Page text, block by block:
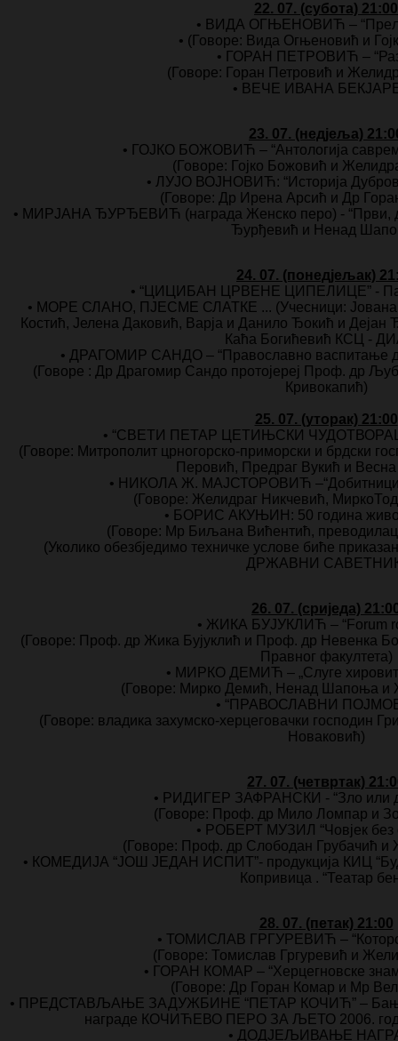
22. 07. (субота) 21:00
• ВИДА ОГЊЕНОВИЋ –
• (Говорe: Вида Огњеновић и
• ГОРАН ПЕТРОВИЋ –
(Говоре: Горан Петровић и
• ВЕЧЕ ИВАНА
23. 07. (недјеља)
• ГОЈКО БОЖОВИЋ – “Антологија
(Говоре: Гојко Божовић и
• ЛУЈО ВОЈНОВИЋ: “Историја
(Говоре: Др Ирена Арсић и Др
• МИРЈАНА ЂУРЂЕВИЋ (награда Женско перо) - “Први,
Ђурђевић и Ненад
24. 07. (понедјељак)
• “ЦИЦИБАН ЦРВЕНЕ ЦИПЕЛИЦЕ” -
• МОРЕ СЛАНО, ПЈЕСМЕ СЛАТКЕ ... (Учесници:
Костић, Јелена Даковић, Варја и Данило Ђокић и Дејан
Каћа Богићевић КСЦ -
• ДРАГОМИР САНДО – “Православно васпитање
(Говоре : Др Драгомир Сандо протојереј Проф. др
Кривокапић)
25. 07. (уторак) 21:00
• “СВЕТИ ПЕТАР ЦЕТИЊСКИ
(Говоре: Митрополит црногорско-приморски и брдски
Перовић, Предраг Вукић и
• НИКОЛА Ж. МАЈСТОРОВИЋ –“Добитници
(Говоре: Желидраг Никчевић,
• БОРИС АКУЊИН: 50 година
(Говоре: Mр Биљана Вићентић,
(Уколико обезбједимо техничке услове биће
ДРЖАВНИ
26. 07. (сриједа)
• ЖИКА БУЈУКЛИЋ – “Forum
(Говоре: Проф. др Жика Бујуклић и Проф. др Невенка
Правног факултета)
• МИРКО ДЕМИЋ – „Слуге
(Говоре: Мирко Демић, Ненад Шапоња и
• “ПРАВОСЛАВНИ
(Говоре: владика захумско-херцеговачки господин
Новаковић)
27. 07. (четвртак)
• РИДИГЕР ЗАФРАНСКИ - “Зло или
(Говоре: Проф. др Мило Ломпар и
• РОБЕРТ МУЗИЛ “Човјек без
(Говоре: Проф. др Слободан Грубачић и
• КОМЕДИЈА “ЈОШ ЈЕДАН ИСПИТ”- продукција КИЦ
Копривица . “Театар
28. 07. (петак) 21:00
• ТОМИСЛАВ ГРГУРЕВИЋ –
(Говоре: Томислав Гргуревић и
• ГОРАН КОМАР – “Херцегновске
(Говоре: Др Горан Комар и Мр
• ПРЕДСТАВЉАЊЕ ЗАДУЖБИНЕ “ПЕТАР КОЧИЋ” – Бања
награде КОЧИЋЕВО ПЕРО ЗА ЉЕТО 2006. год.
• ДОДЈЕЉИВАЊЕ